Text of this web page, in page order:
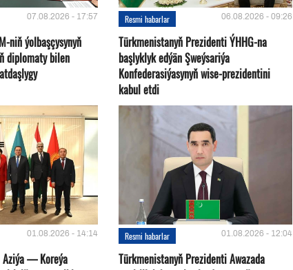
07.08.2026 - 17:57
niň ýolbaşçysynyň
diplomaty bilen
Resmi habarlar 06.08.2026 - 09:26
Türkmenistanyň Prezidenti ÝHHG-na
başlyklyk edýän Şweýsariýa
Konfederasiýasynyň wise-prezidentini
kabul etdi
01.08.2026 - 14:14
Aziýa — Koreýa
Resmi habarlar 01.08.2026 - 12:04
Türkmenistanyň Prezidenti Awazada